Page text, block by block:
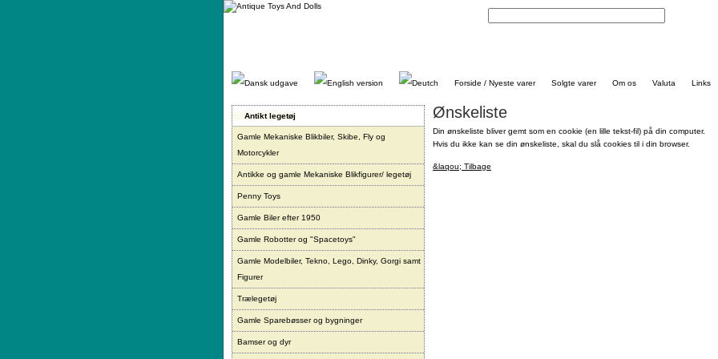
Gå
Forside / Nyeste varer Solgte varer Om os Valuta Links
Antikt legetøj
Gamle Mekaniske Blikbiler, Skibe, Fly og
Motorcykler
Antikke og gamle Mekaniske Blikfigurer/ legetøj
Penny Toys
Gamle Biler efter 1950
Gamle Robotter og "Spacetoys"
Gamle Modelbiler, Tekno, Lego, Dinky, Gorgi samt
Figurer
Trælegetøj
Gamle Sparebøsser og bygninger
Bamser og dyr
Ønskeliste
Din ønskeliste bliver gemt som en cookie (en lille tekst-fil) på din computer.
Hvis du ikke kan se din ønskeliste, skal du slå cookies til i din browser.
&laqou; Tilbage